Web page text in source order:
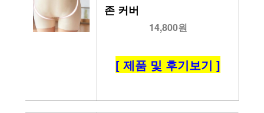
존 커버
14,800원
[ 제품 및 후기보기 ]